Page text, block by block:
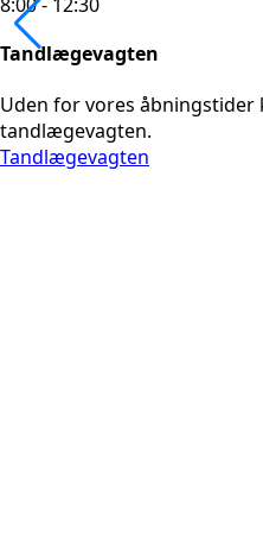
Tandlægevagten
Uden for vores åbningstider
tandlægevagten.
Tandlægevagten